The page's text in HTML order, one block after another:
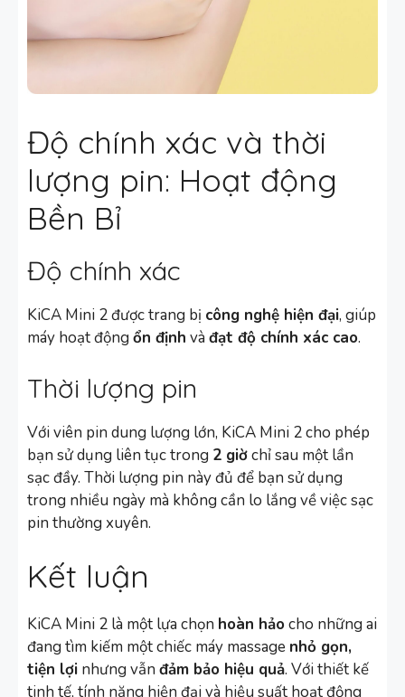
Độ chính xác và thời
lượng pin: Hoạt động
Bền Bỉ
Độ chính xác
KiCA Mini 2 được trang bị công nghệ hiện đại, giúp
máy hoạt động ổn định và đạt độ chính xác cao.
Thời lượng pin
Với viên pin dung lượng lớn, KiCA Mini 2 cho phép
bạn sử dụng liên tục trong 2 giờchỉ sau một lần
sạc đầy. Thời lượng pin này đủ để bạn sử dụng
trong nhiều ngày mà không cần lo lắng về việc sạc
pin thường xuyên.
Kết luận
KiCA Mini 2 là một lựa chọn hoàn hảocho những ai
đang tìm kiếm một chiếc máy massage nhỏ gọn,
tiện lợi nhưng vẫn đảm bảo hiệu quả. Với thiết kế
tinh tế, tính năng hiện đại và hiệu suất hoạt động